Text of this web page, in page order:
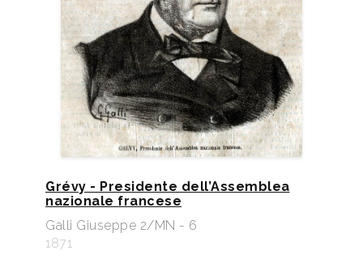
Grévy - Presidente dell’Assemblea
nazionale francese
Galli Giuseppe 2/MN - 6
1871